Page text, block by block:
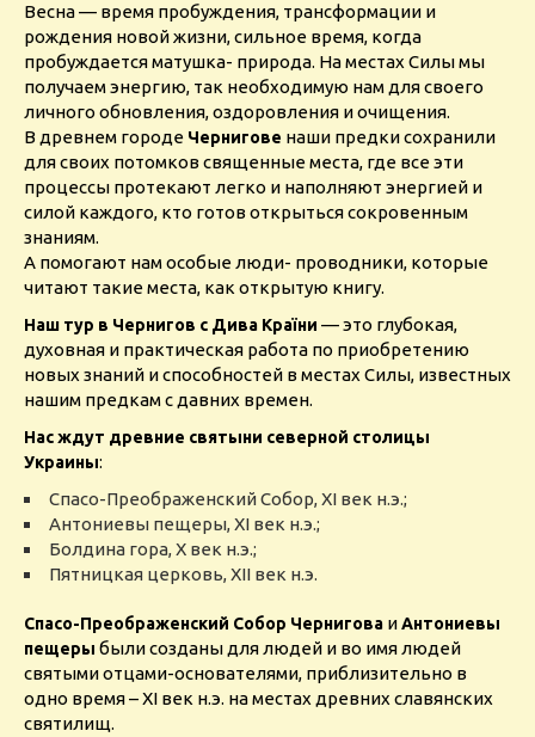
Весна — время пробуждения, трансформации и
рождения новой жизни, сильное время, когда
пробуждается матушка- природа. На местах Силы мы
получаем энергию, так необходимую нам для своего
личного обновления, оздоровления и очищения.
В древнем городе Чернигове наши предки сохранили
для своих потомков священные места, где все эти
процессы протекают легко и наполняют энергией и
силой каждого, кто готов открыться сокровенным
знаниям.
А помогают нам особые люди- проводники, которые
читают такие места, как открытую книгу.
Наш тур в Чернигов с Дива Країни — это глубокая,
духовная и практическая работа по приобретению
новых знаний и способностей в местах Силы, известных
нашим предкам с давних времен.
Нас ждут древние святыни северной столицы
Украины:
Спасо-Преображенский Собор, XI век н.э.;
Антониевы пещеры, XI век н.э.;
Болдина гора, X век н.э.;
Пятницкая церковь, XII век н.э.
Спасо-Преображенский Собор Чернигова иАнтониевы
пещеры были созданы для людей и во имя людей
святыми отцами-основателями, приблизительно в
одно время – ХІ век н.э. на местах древних славянских
святилищ.